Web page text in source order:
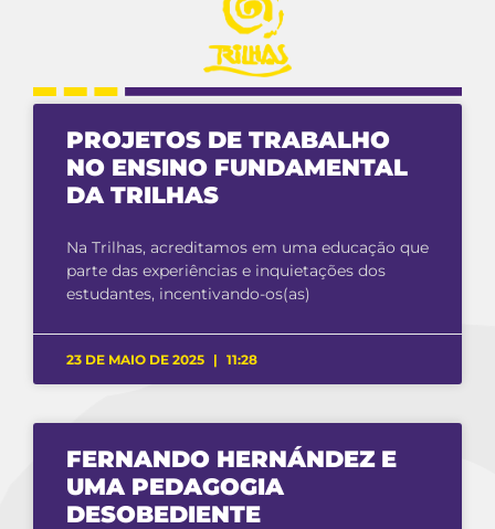
PROJETOS DE TRABALHO
NO ENSINO FUNDAMENTAL
DA TRILHAS
Na Trilhas, acreditamos em uma educação que
parte das experiências e inquietações dos
estudantes, incentivando-os(as)
23 DE MAIO DE 2025 11:28
FERNANDO HERNÁNDEZ E
UMA PEDAGOGIA
DESOBEDIENTE